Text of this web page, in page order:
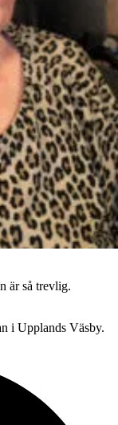
är så trevlig.
i Upplands Väsby.